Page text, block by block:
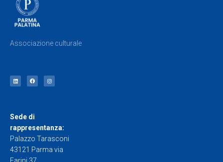
Associazione culturale
Sede di
rappresentanza:
Palazzo Tarasconi
43121 Parma via
Farini 37